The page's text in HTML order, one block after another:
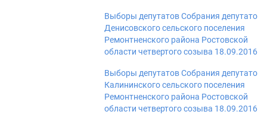
Выборы депутатов Собрания депутатов
Денисовского сельского поселения
Ремонтненского района Ростовской
области четвертого созыва 18.09.2016
Выборы депутатов Собрания депутатов
Калининского сельского поселения
Ремонтненского района Ростовской
области четвертого созыва 18.09.2016